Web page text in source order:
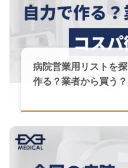
病院営業用リストを
作る？業者から買う